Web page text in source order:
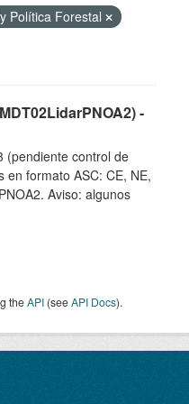
Política Forestal
-
(pendiente control de
en formato ASC: CE, NE,
Aviso: algunos
theAPI (seeAPI Docs).